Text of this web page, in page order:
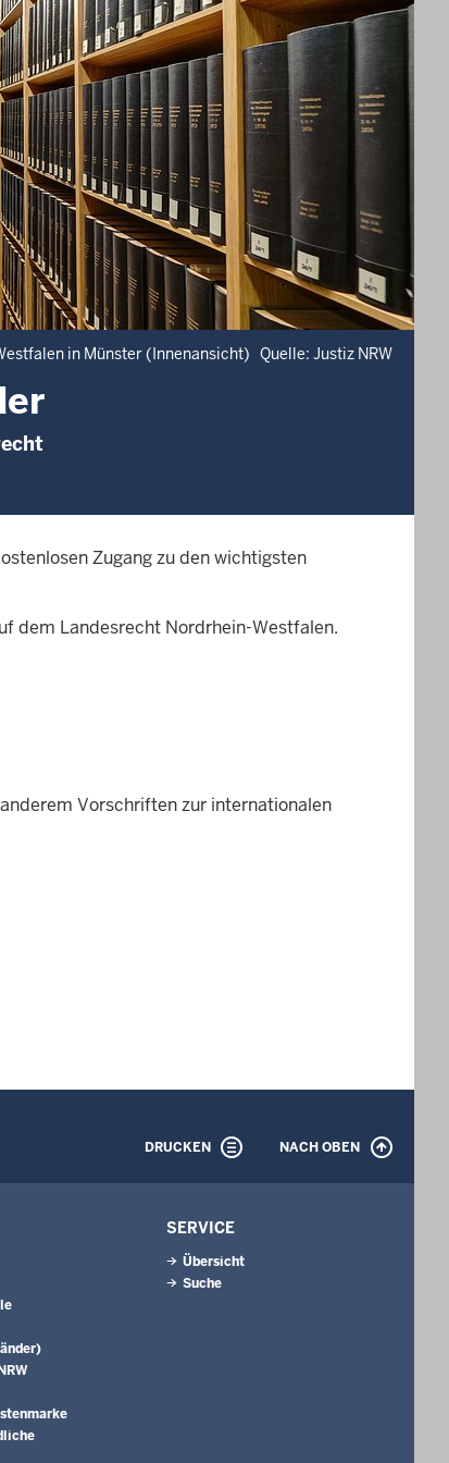
in Münster (Innenansicht) Quelle: Justiz NRW
Zugang zu den wichtigsten
dem Landesrecht Nordrhein-Westfalen.
Vorschriften zur internationalen
DRUCKEN NACH OBEN
SERVICE
Übersicht
Suche